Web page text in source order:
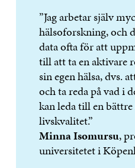
”Jag arbetar själv
hälsoforskning, och
data ofta för att
till att ta en aktivare
sin egen hälsa, dvs.
och ta reda på vad i
kan leda till en bättre
livskvalitet.”
Minna Isomursu,
universitetet i